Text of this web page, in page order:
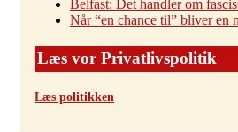
Belfast: Det handler om
Når “en chance til” bliver en
Læs vor Privatlivspolitik
Læs politikken